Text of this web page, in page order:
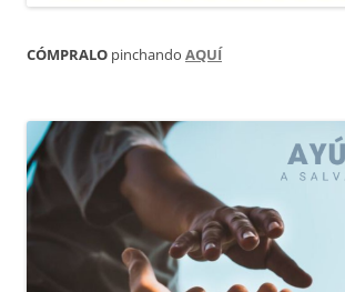
CÓMPRALO pinchando AQUÍ